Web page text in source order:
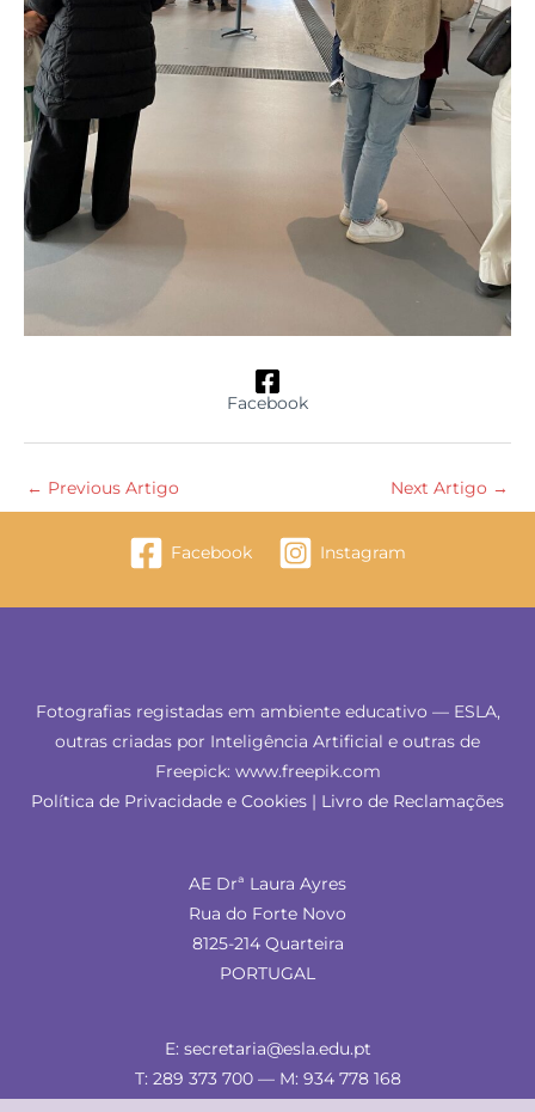
Facebook
← Previous Artigo Next Artigo →
Facebook Instagram
Fotografias registadas em ambiente educativo — ESLA,
outras criadas por Inteligência Artificial e outras de
Freepick: www.freepik.com
Política de Privacidade e Cookies | Livro de Reclamações
AE Drª Laura Ayres
Rua do Forte Novo
8125-214 Quarteira
PORTUGAL
E: secretaria@esla.edu.pt
T: 289 373 700 — M: 934 778 168